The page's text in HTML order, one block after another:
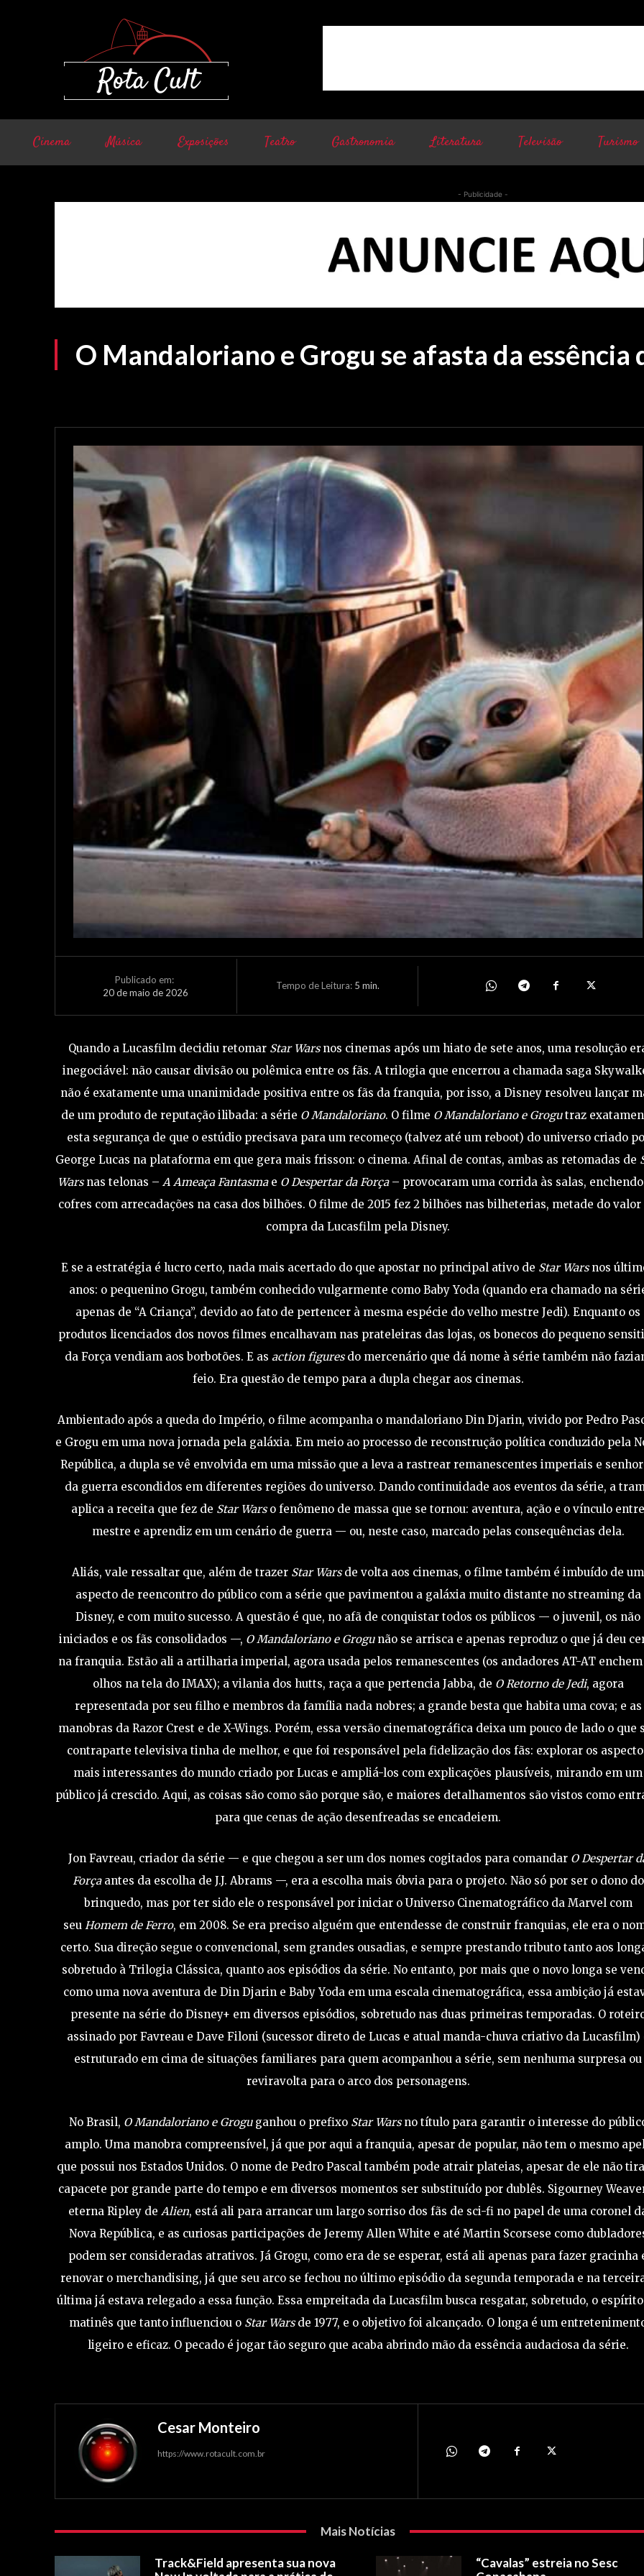
Cinema Música Exposições Teatro Gastronomia Literatura Televisão Turismo
- Publicidade -
O Mandaloriano e Grogu se afasta da essência
Publicado em:
20 de maio de 2026
Tempo de Leitura: 5 min.
Quando a Lucasfilm decidiu retomar Star Warsnos cinemas após um hiato de sete anos, uma resolução
inegociável: não causar divisão ou polêmica entre os fãs. A trilogia que encerrou a chamada saga
não é exatamente uma unanimidade positiva entre os fãs da franquia, por isso, a Disney resolveu lançar
de um produto de reputação ilibada: a série O Mandaloriano. O filme O Mandaloriano e Grogutraz
esta segurança de que o estúdio precisava para um recomeço (talvez até um reboot) do universo criado
George Lucas na plataforma em que gera mais frisson: o cinema. Afinal de contas, ambas as retomadas de
Warsnas telonas –A Ameaça Fantasmae O Despertar da Força– provocaram uma corrida às salas, enchendo
cofres com arrecadações na casa dos bilhões. O filme de 2015 fez 2 bilhões nas bilheterias, metade do valor
compra da Lucasfilm pela Disney.
E se a estratégia é lucro certo, nada mais acertado do que apostar no principal ativo de Star Warsnos
anos: o pequenino Grogu, também conhecido vulgarmente como Baby Yoda (quando era chamado na
apenas de “A Criança”, devido ao fato de pertencer à mesma espécie do velho mestre Jedi). Enquanto os
produtos licenciados dos novos filmes encalhavam nas prateleiras das lojas, os bonecos do pequeno
da Força vendiam aos borbotões. E asaction figuresdo mercenário que dá nome à série também não
feio. Era questão de tempo para a dupla chegar aos cinemas.
Ambientado após a queda do Império, o filme acompanha o mandaloriano Din Djarin, vivido por Pedro
e Grogu em uma nova jornada pela galáxia. Em meio ao processo de reconstrução política conduzido pela
República, a dupla se vê envolvida em uma missão que a leva a rastrear remanescentes imperiais e
da guerra escondidos em diferentes regiões do universo. Dando continuidade aos eventos da série, a
aplica a receita que fez de Star Warso fenômeno de massa que se tornou: aventura, ação e o vínculo entre
mestre e aprendiz em um cenário de guerra — ou, neste caso, marcado pelas consequências dela.
Aliás, vale ressaltar que, além de trazer Star Warsde volta aos cinemas, o filme também é imbuído de um
aspecto de reencontro do público com a série que pavimentou a galáxia muito distante no streaming da
Disney, e com muito sucesso. A questão é que, no afã de conquistar todos os públicos — o juvenil, os não
iniciados e os fãs consolidados —, O Mandaloriano e Grogunão se arrisca e apenas reproduz o que já deu
na franquia. Estão ali a artilharia imperial, agora usada pelos remanescentes (os andadores AT-AT enchem
olhos na tela do IMAX); a vilania dos hutts, raça a que pertencia Jabba, de O Retorno de Jedi, agora
representada por seu filho e membros da família nada nobres; a grande besta que habita uma cova; e as
manobras da Razor Crest e de X-Wings. Porém, essa versão cinematográfica deixa um pouco de lado o que
contraparte televisiva tinha de melhor, e que foi responsável pela fidelização dos fãs: explorar os
mais interessantes do mundo criado por Lucas e ampliá-los com explicações plausíveis, mirando em um
público já crescido. Aqui, as coisas são como são porque são, e maiores detalhamentos são vistos como
para que cenas de ação desenfreadas se encadeiem.
Jon Favreau, criador da série — e que chegou a ser um dos nomes cogitados para comandar O Despertar
Forçaantes da escolha de J.J. Abrams —, era a escolha mais óbvia para o projeto. Não só por ser o dono do
brinquedo, mas por ter sido ele o responsável por iniciar o Universo Cinematográfico da Marvel com
seuHomem de Ferro, em 2008. Se era preciso alguém que entendesse de construir franquias, ele era o
certo. Sua direção segue o convencional, sem grandes ousadias, e sempre prestando tributo tanto aos
sobretudo à Trilogia Clássica, quanto aos episódios da série. No entanto, por mais que o novo longa se
como uma nova aventura de Din Djarin e Baby Yoda em uma escala cinematográfica, essa ambição já
presente na série do Disney+ em diversos episódios, sobretudo nas duas primeiras temporadas. O
assinado por Favreau e Dave Filoni (sucessor direto de Lucas e atual manda-chuva criativo da Lucasfilm)
estruturado em cima de situações familiares para quem acompanhou a série, sem nenhuma surpresa ou
reviravolta para o arco dos personagens.
No Brasil, O Mandaloriano e Groguganhou o prefixo Star Warsno título para garantir o interesse do
amplo. Uma manobra compreensível, já que por aqui a franquia, apesar de popular, não tem o mesmo
que possui nos Estados Unidos. O nome de Pedro Pascal também pode atrair plateias, apesar de ele não
capacete por grande parte do tempo e em diversos momentos ser substituído por dublês. Sigourney
eterna Ripley deAlien, está ali para arrancar um largo sorriso dos fãs de sci-fi no papel de uma coronel
Nova República, e as curiosas participações de Jeremy Allen White e até Martin Scorsese como
podem ser consideradas atrativos. Já Grogu, como era de se esperar, está ali apenas para fazer gracinha
renovar o merchandising, já que seu arco se fechou no último episódio da segunda temporada e na
última já estava relegado a essa função. Essa empreitada da Lucasfilm busca resgatar, sobretudo, o
matinês que tanto influenciou o Star Warsde 1977, e o objetivo foi alcançado. O longa é um
ligeiro e eficaz. O pecado é jogar tão seguro que acaba abrindo mão da essência audaciosa da série.
Cesar Monteiro
https://www.rotacult.com.br
Mais Notícias
Track&Field apresenta sua nova
“Cavalas” estreia no Sesc